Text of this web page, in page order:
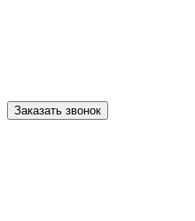
Заказать звонок